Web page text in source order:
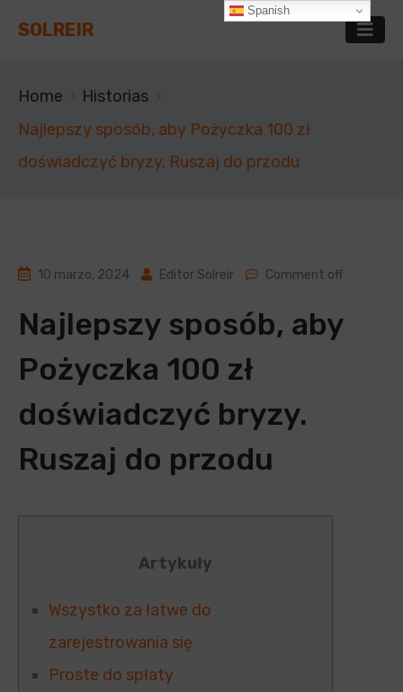
SOLREIR
Home
Historias
Najlepszy sposób, aby Pożyczka 100 zł
doświadczyć bryzy. Ruszaj do przodu
10 marzo, 2024 Editor Solreir Comment off
Najlepszy sposób, aby
Pożyczka 100 zł
doświadczyć bryzy.
Ruszaj do przodu
Artykuły
Wszystko za łatwe do
zarejestrowania się
Proste do spłaty
Spanish